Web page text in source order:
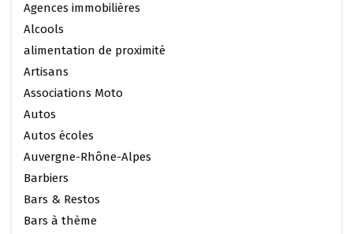
Agences immobilières
Alcools
alimentation de proximité
Artisans
Associations Moto
Autos
Autos écoles
Auvergne-Rhône-Alpes
Barbiers
Bars & Restos
Bars à thème